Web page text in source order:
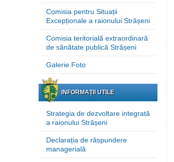
Comisia pentru Situații
Excepționale a raionului Strășeni
Comisia teritorială extraordinară
de sănătate publică Strășeni
Galerie Foto
INFORMAȚII UTILE
Strategia de dezvoltare integrată
a raionului Strășeni
Declarația de răspundere
managerială